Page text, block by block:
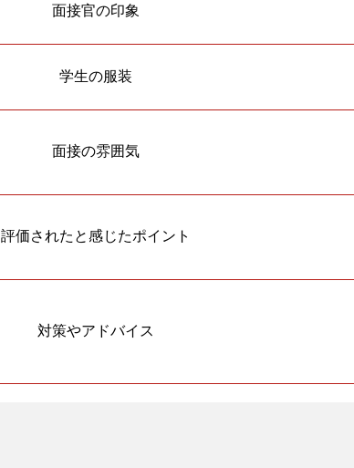
面接官の印象
学生の服装
面接の雰囲気
評価されたと感じたポイント
対策やアドバイス